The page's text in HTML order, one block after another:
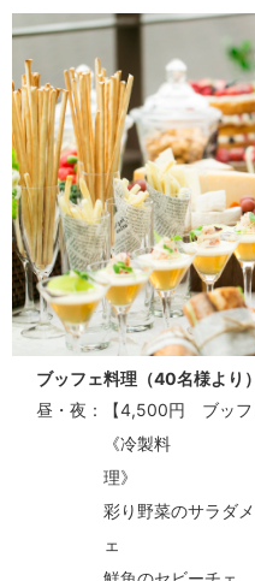
ブッフェ料理（40名様より）
昼・夜
【4,500円 ブッ
《冷製料
彩り野菜のサラダ